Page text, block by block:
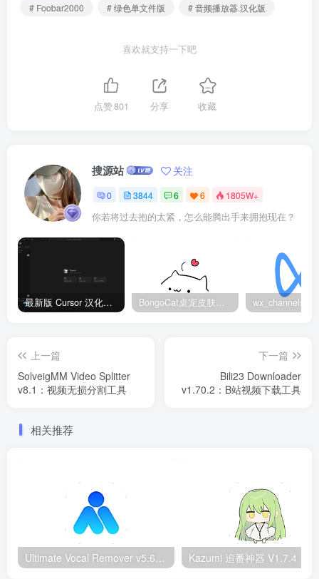
# Foobar2000
# 绿色单文件版 # 音频播放器.汉化版
喜欢就支持一下吧
点赞801 分享 收藏
搜源站 关注
0 3844 6 6 1805W+
你若将过去抱的太紧，怎么能腾出手来拥抱现在？
最新版 Cursor 汉化设置中文教程（两种简单方法，附中文语言包下载） BongoCat桌宠皮肤包大全：20款主题皮肤免费下载
上一篇
SolveigMM Video Splitter
v8.1：视频无损分割工具
下一篇
Bili23 Downloader
v1.70.2：B站视频下载工具
相关推荐
Ultimate Vocal Remover v5.6.0汉化版：一键人声分离工具